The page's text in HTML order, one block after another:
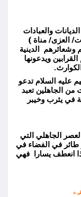
والعبادات
العزى/ مناة )
الدينية
ويدعونها
عليه السلام تدعو
من الجاهلين تعبد
في يثرب وخيبر
الجاهلي التي
طائر في الفضاء في
انعطف يسارا فهي
.